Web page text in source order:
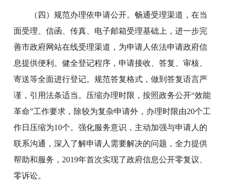
（四）规范办理依申请公开。畅通受理渠道，在当
面受理、信函、传真、电子邮箱受理基础上，进一步完
善市政府网站在线受理渠道，为申请人依法申请政府信
息提供便利。健全登记程序，申请接收、答复、审核、
寄送等全面进行登记。规范答复格式，做到答复语言严
谨，引用法条适当。压缩办理时限，按照政务公开“效能
革命”工作要求，除较为复杂申请外，办理时限由20个工
作日压缩为10个。强化服务意识，主动加强与申请人的
联系沟通，深入了解申请人需要解决的问题，全力提供
帮助和服务，2019年首次实现了政府信息公开零复议、
零诉讼。